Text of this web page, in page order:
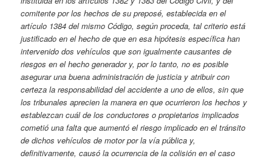
comitente por los hechos de su preposé, establecida en el
artículo 1384 del mismo Código, según proceda, tal criterio está
justificado en el hecho de que en esa hipótesis específica han
intervenido dos vehículos que son igualmente causantes de
riesgos en el hecho generador y, por lo tanto, no es posible
asegurar una buena administración de justicia y atribuir con
certeza la responsabilidad del accidente a uno de ellos, sin que
los tribunales aprecien la manera en que ocurrieron los hechos y
establezcan cuál de los conductores o propietarios implicados
cometió una falta que aumentó el riesgo implicado en el tránsito
de dichos vehículos de motor por la vía pública y,
definitivamente, causó la ocurrencia de la colisión en el caso